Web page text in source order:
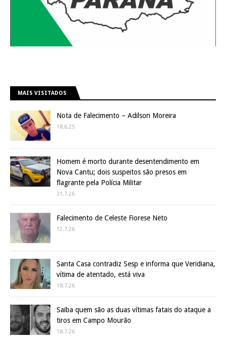
MAIS VISITADOS
Nota de Falecimento – Adilson Moreira
18.6.25
Homem é morto durante desentendimento em
Nova Cantu; dois suspeitos são presos em
flagrante pela Polícia Militar
31.7.26
Falecimento de Celeste Fiorese Neto
12.7.26
Santa Casa contradiz Sesp e informa que Veridiana,
vítima de atentado, está viva
18.7.26
Saiba quem são as duas vítimas fatais do ataque a
tiros em Campo Mourão
18.7.26